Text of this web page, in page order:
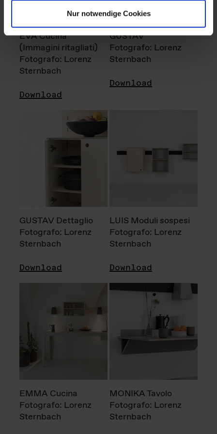
Nur notwendige Cookies
EVA Cucina
(Immagini ritagliati)
Fotografo: Lorenz
Sternbach
Download
GUSTAV
Fotografo: Lorenz
Sternbach
Download
GUSTAV Dettaglio
Fotografo: Lorenz
Sternbach
Download
LUIS Moduli sospesi
Fotografo: Lorenz
Sternbach
Download
EMMA Cucina
Fotografo: Lorenz
Sternbach
MONIKA Tavolo
Fotografo: Lorenz
Sternbach